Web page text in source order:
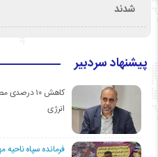
شدند
پیشنهاد سردبیر
کاهش ۱۰
انرژی
فرمانده سپاه ناحیه